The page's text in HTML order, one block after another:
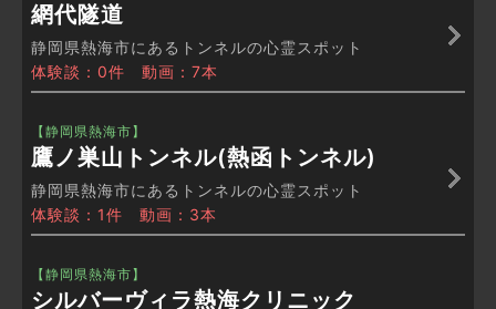
網代隧道
静岡県熱海市にあるトンネルの心霊スポット
体験談：0件 動画：7本
【静岡県熱海市】
鷹ノ巣山トンネル(熱函トンネル)
静岡県熱海市にあるトンネルの心霊スポット
体験談：1件 動画：3本
【静岡県熱海市】
シルバーヴィラ熱海クリニック